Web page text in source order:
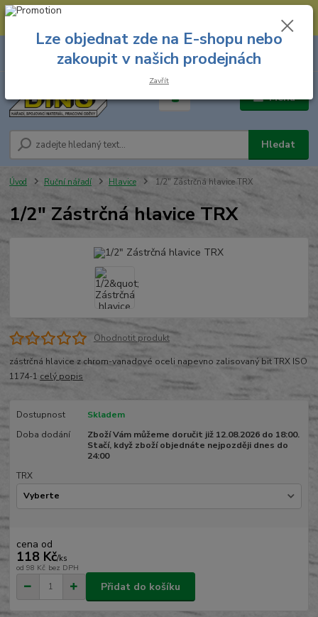
--- Spojovací materiál: 774 431 045 --- Prodejna nářadí: 731 449 423 --
Menu
Hledat
8.00 hod. - 16.00 hod.
za
Úvod Ruční nářadí Hlavice 1/2" Zástrčná hlavice TRX
1/2" Zástrčná hlavice TRX
Ohodnotit produkt
zástrčná hlavice z chrom-vanadové oceli napevno zalisovaný bit TRX ISO
1174-1 celý popis
Dostupnost
Skladem
Doba dodání
Zboží Vám můžeme doručit již 12.08.2026 do 18:00.
Stačí, když zboží objednáte nejpozději dnes do
24:00
TRX
cena od
118 Kč/ks
od 98 Kč bez DPH
Přidat do košíku
Lze objednat zde na E-shopu nebo
zakoupit v našich prodejnách
Zavřít